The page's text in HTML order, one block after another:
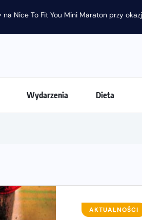
wygodny strój do biegania
Wydarzenia Dieta
AKTUALNOŚCI